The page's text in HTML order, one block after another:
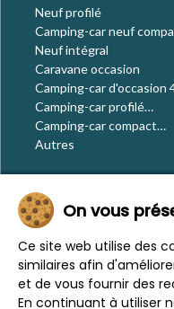
Neuf profilé
Camping-car neuf
Neuf intégral
Caravane occasion
Camping-car d'occasion
places
Camping-car profilé
occasion
Camping-car compact
occasion
Autres
Le blog
Actualités
Évènements
Nos conseils
Vos voyages
CaraMaps
On vous
Ce site web utilise des
similaires afin
et de vous fournir des
En continuant à utiliser